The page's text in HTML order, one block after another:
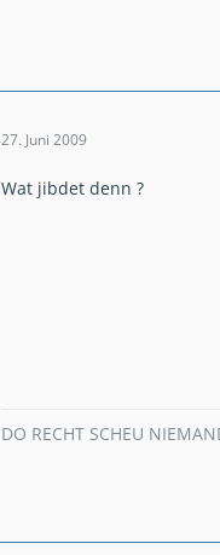
27. Juni 2009
Wat jibdet denn ?
DO RECHT SCHEU